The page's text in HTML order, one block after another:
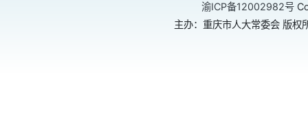
渝ICP备12002982号
主办：重庆市人大常委会 版